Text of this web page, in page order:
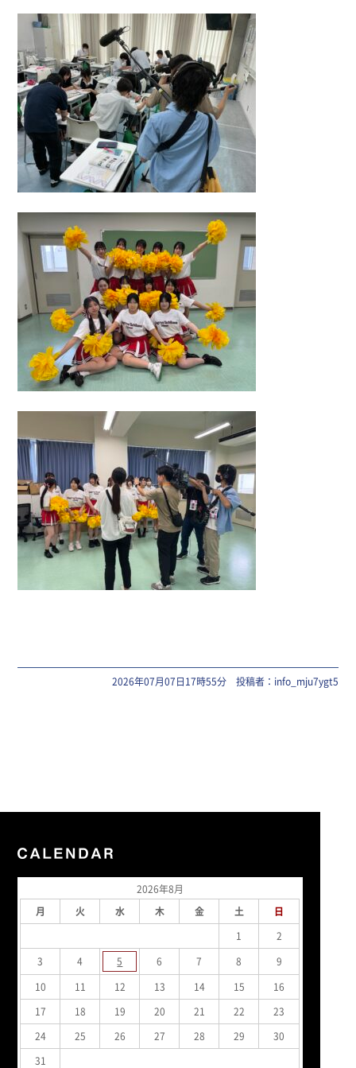
2026年07月07日17時55分 投稿者：info_mju7ygt5
2026年8月
月
火 水 木 金 土
日
1
2
3
4 5 6 7 8
9
10
11 12 13 14 15
16
17
18 19 20 21 22
23
24
25 26 27 28 29
30
31